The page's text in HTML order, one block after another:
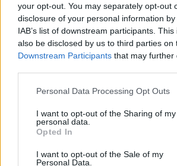
your opt-out. You may separately opt-out
disclosure of your personal information
IAB’s list of downstream participants.
also be disclosed by us to third parties on
Downstream Participants that may further
Personal Data Processing Opt Outs
I want to opt-out of the Sharing of my
personal data.
Opted In
I want to opt-out of the Sale of my
Personal Data.
annak, mint ami az uniós
célkitűzése lett volna,
leszakadók támogatása. A cikk
tényezőket is megemlíti,
óvatosabb hozzáállása a
vállalásaihoz, valamint a sokkal
kutatóhely. Arról viszont nem
2009-es gazdasági és pénzügyi